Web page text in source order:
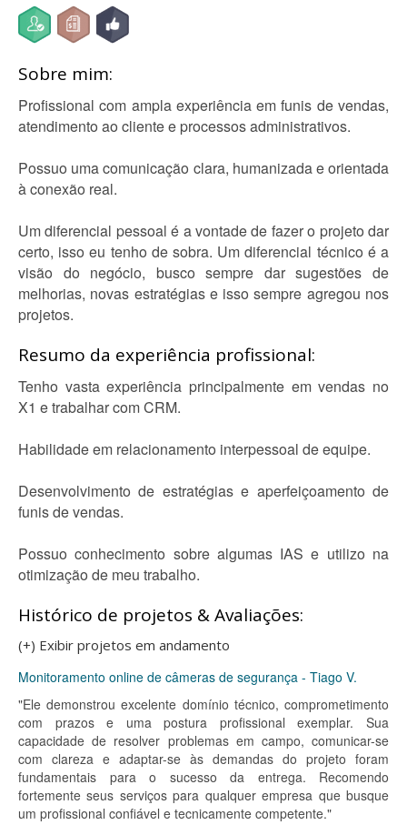
Sobre mim:
Profissional com ampla experiência em funis de vendas,
atendimento ao cliente e processos administrativos.
Possuo uma comunicação clara, humanizada e orientada
à conexão real.
Um diferencial pessoal é a vontade de fazer o projeto dar
certo, isso eu tenho de sobra. Um diferencial técnico é a
visão do negócio, busco sempre dar sugestões de
melhorias, novas estratégias e isso sempre agregou nos
projetos.
Resumo da experiência profissional:
Tenho vasta experiência principalmente em vendas no
X1 e trabalhar com CRM.
Habilidade em relacionamento interpessoal de equipe.
Desenvolvimento de estratégias e aperfeiçoamento de
funis de vendas.
Possuo conhecimento sobre algumas IAS e utilizo na
otimização de meu trabalho.
Histórico de projetos & Avaliações:
(+) Exibir projetos em andamento
Monitoramento online de câmeras de segurança - Tiago V.
"Ele demonstrou excelente domínio técnico, comprometimento
com prazos e uma postura profissional exemplar. Sua
capacidade de resolver problemas em campo, comunicar-se
com clareza e adaptar-se às demandas do projeto foram
fundamentais para o sucesso da entrega. Recomendo
fortemente seus serviços para qualquer empresa que busque
um profissional confiável e tecnicamente competente."